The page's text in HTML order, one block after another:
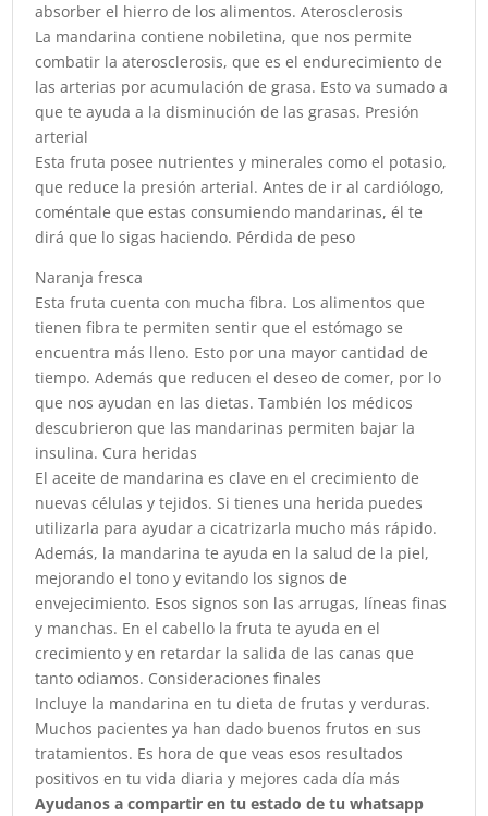
absorber el hierro de los alimentos. Aterosclerosis
La mandarina contiene nobiletina, que nos permite
combatir la aterosclerosis, que es el endurecimiento de
las arterias por acumulación de grasa. Esto va sumado a
que te ayuda a la disminución de las grasas. Presión
arterial
Esta fruta posee nutrientes y minerales como el potasio,
que reduce la presión arterial. Antes de ir al cardiólogo,
coméntale que estas consumiendo mandarinas, él te
dirá que lo sigas haciendo. Pérdida de peso
Naranja fresca
Esta fruta cuenta con mucha fibra. Los alimentos que
tienen fibra te permiten sentir que el estómago se
encuentra más lleno. Esto por una mayor cantidad de
tiempo. Además que reducen el deseo de comer, por lo
que nos ayudan en las dietas. También los médicos
descubrieron que las mandarinas permiten bajar la
insulina. Cura heridas
El aceite de mandarina es clave en el crecimiento de
nuevas células y tejidos. Si tienes una herida puedes
utilizarla para ayudar a cicatrizarla mucho más rápido.
Además, la mandarina te ayuda en la salud de la piel,
mejorando el tono y evitando los signos de
envejecimiento. Esos signos son las arrugas, líneas finas
y manchas. En el cabello la fruta te ayuda en el
crecimiento y en retardar la salida de las canas que
tanto odiamos. Consideraciones finales
Incluye la mandarina en tu dieta de frutas y verduras.
Muchos pacientes ya han dado buenos frutos en sus
tratamientos. Es hora de que veas esos resultados
positivos en tu vida diaria y mejores cada día más
Ayudanos a compartir en tu estado de tu whatsapp